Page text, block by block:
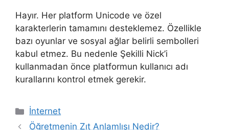
Hayır. Her platform Unicode ve özel
karakterlerin tamamını desteklemez. Özellikle
bazı oyunlar ve sosyal ağlar belirli sembolleri
kabul etmez. Bu nedenle Şekilli Nick’i
kullanmadan önce platformun kullanıcı adı
kurallarını kontrol etmek gerekir.
Kategoriler
İnternet
Öğretmenin Zıt Anlamlısı Nedir?